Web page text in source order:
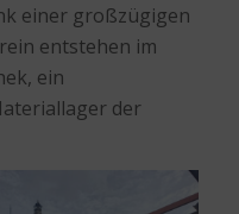
einer großzügigen
entstehen im
ein
der